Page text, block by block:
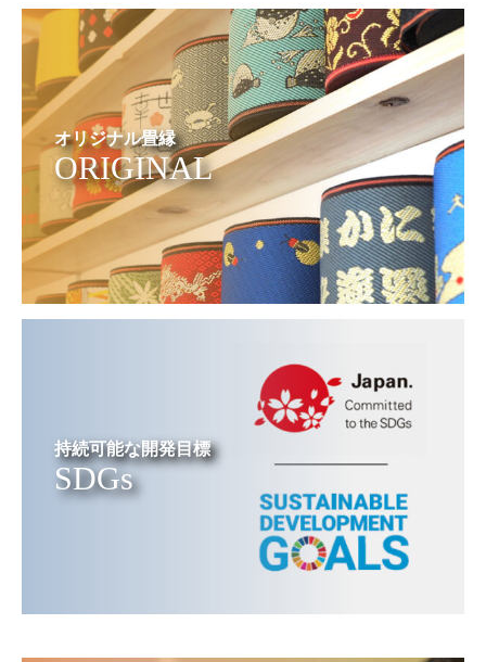
オリジナル畳縁
ORIGINAL
持続可能な開発目標
SDGs